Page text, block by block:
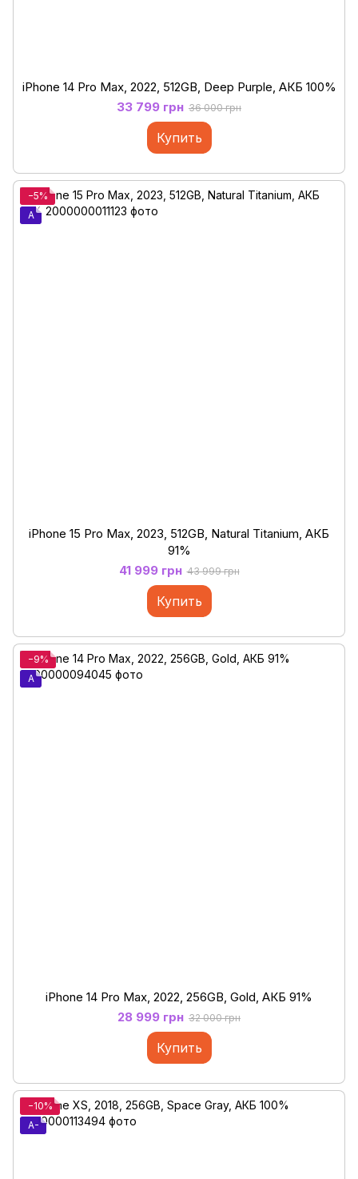
iPhone 14 Pro Max, 2022, 512GB, Deep Purple, АКБ 100%
33 799 грн 36 000 грн
Купить
−5%
A
iPhone 15 Pro Max, 2023, 512GB, Natural Titanium, АКБ
91%
41 999 грн 43 999 грн
Купить
−9%
A
iPhone 14 Pro Max, 2022, 256GB, Gold, АКБ 91%
28 999 грн 32 000 грн
Купить
−10%
A-